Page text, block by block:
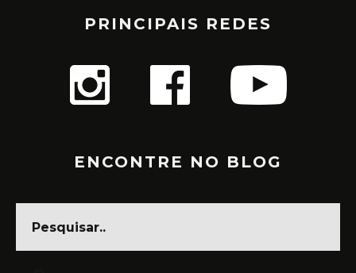
PRINCIPAIS REDES
ENCONTRE NO BLOG